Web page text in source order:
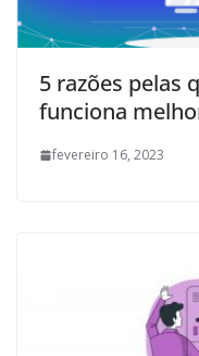
5 razões pelas
funciona
fevereiro 16, 2023